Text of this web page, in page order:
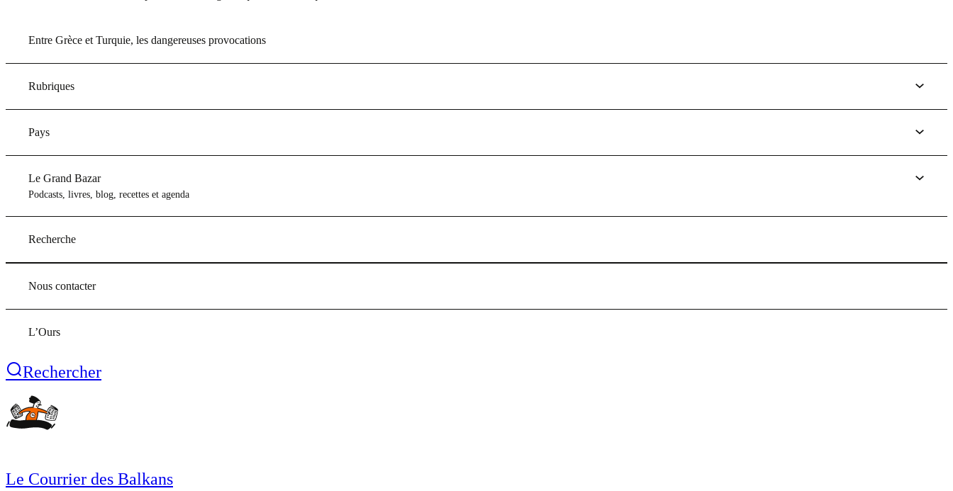
Entre Grèce et Turquie, les dangereuses provocations
Rubriques
Pays
Le Grand Bazar
Podcasts, livres, blog, recettes et agenda
Recherche
Nous contacter
L’Ours
Rechercher
Le Courrier des Balkans